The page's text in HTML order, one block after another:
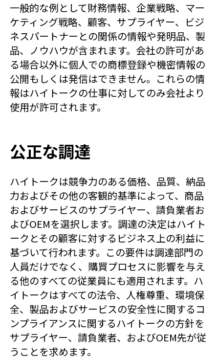
一般的な例として財務情報、企業戦略、マー
ケティング戦略、顧客、サプライヤー、ビジ
ネスパートナーとの関係の情報や発明品、製
品、ノウハウが含まれます。会社の許可があ
る場合以外に個人での商標登録や機密情報の
公開もしくは発信はできません。これらの情
報はハイトークの仕事に対してのみ会社より
使用が許可されます。
公正な調達
ハイトークは競争力のある価格、品質、納品
力およびその他の客観的基準によって、商品
およびサービスのサプライヤー、請負業者お
よびOEMを選択します。調達の決定はハイト
ークとその顧客に対するビジネス上の利益に
基づいて行われます。この要件は調達部門の
人員だけでなく、購買プロセスに影響を与え
る他のすべての従業員にも適用されます。ハ
イトークはすべての法令、人権尊重、環境保
全、製品およびサービスの安全性に関するコ
ンプライアンスに関するハイトークの方針を
サプライヤー、請負業者、およびOEM先が従
うことを求めます。